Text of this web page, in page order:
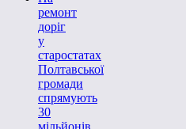
ремонт
доріг
у
старостатах
Полтавської
громади
спрямують
30
мільйонів